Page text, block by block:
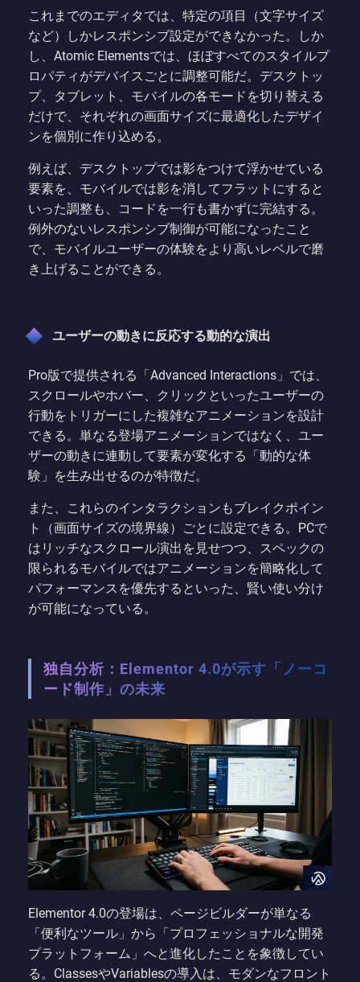
これまでのエディタでは、特定の項目（文字サイズ
など）しかレスポンシブ設定ができなかった。しか
し、Atomic Elementsでは、ほぼすべてのスタイルプ
ロパティがデバイスごとに調整可能だ。デスクトッ
プ、タブレット、モバイルの各モードを切り替える
だけで、それぞれの画面サイズに最適化したデザイ
ンを個別に作り込める。
例えば、デスクトップでは影をつけて浮かせている
要素を、モバイルでは影を消してフラットにすると
いった調整も、コードを一行も書かずに完結する。
例外のないレスポンシブ制御が可能になったこと
で、モバイルユーザーの体験をより高いレベルで磨
き上げることができる。
ユーザーの動きに反応する動的な演出
Pro版で提供される「Advanced Interactions」では、
スクロールやホバー、クリックといったユーザーの
行動をトリガーにした複雑なアニメーションを設計
できる。単なる登場アニメーションではなく、ユー
ザーの動きに連動して要素が変化する「動的な体
験」を生み出せるのが特徴だ。
また、これらのインタラクションもブレイクポイン
ト（画面サイズの境界線）ごとに設定できる。PCで
はリッチなスクロール演出を見せつつ、スペックの
限られるモバイルではアニメーションを簡略化して
パフォーマンスを優先するといった、賢い使い分け
が可能になっている。
独自分析：Elementor 4.0が示す「ノーコ
ード制作」の未来
Elementor 4.0の登場は、ページビルダーが単なる
「便利なツール」から「プロフェッショナルな開発
プラットフォーム」へと進化したことを象徴してい
る。ClassesやVariablesの導入は、モダンなフロント